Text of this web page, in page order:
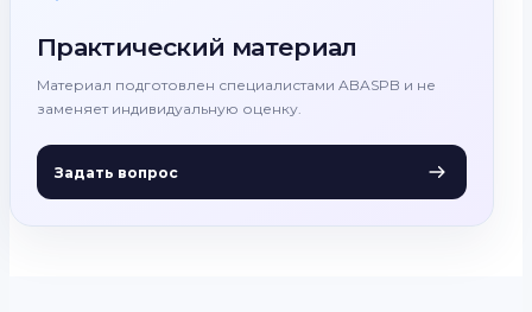
Практический материал
Материал подготовлен специалистами ABASPB и не
заменяет индивидуальную оценку.
Задать вопрос